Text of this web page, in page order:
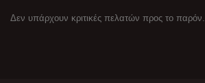
Δεν υπάρχουν κριτικές πελατών προς το παρόν.